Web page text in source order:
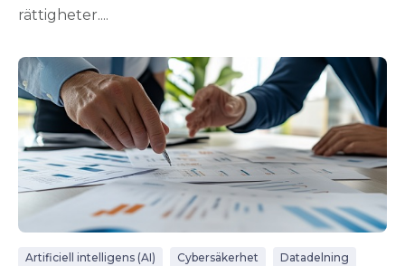
rättigheter....
Artificiell intelligens (AI) Cybersäkerhet Datadelning